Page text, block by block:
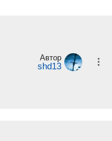
Автор
shd13